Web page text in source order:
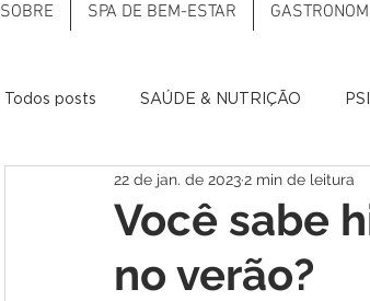
SOBRE SPA DE BEM-ESTAR
Todos posts SAÚDE & NUTRIÇÃO
Comemorativas Temperos
Você sabe
no verão?
22 de jan. de 20232 min de leitura